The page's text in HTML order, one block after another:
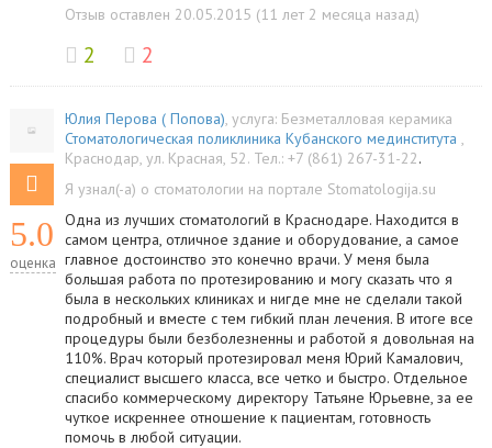
Отзыв оставлен 20.05.2015 (11 лет 2 месяца назад)
2 2
5.0
оценка
Юлия Перова ( Попова), услуга: Безметалловая керамика
Стоматологическая поликлиника Кубанского мединститута ,
Краснодар, ул. Красная, 52. Тел.: +7 (861) 267-31-22.
Я узнал(-а) о стоматологии на портале Stomatologija.su
Одна из лучших стоматологий в Краснодаре. Находится в
самом центра, отличное здание и оборудование, а самое
главное достоинство это конечно врачи. У меня была
большая работа по протезированию и могу сказать что я
была в нескольких клиниках и нигде мне не сделали такой
подробный и вместе с тем гибкий план лечения. В итоге все
процедуры были безболезненны и работой я довольная на
110%. Врач который протезировал меня Юрий Камалович,
специалист высшего класса, все четко и быстро. Отдельное
спасибо коммерческому директору Татьяне Юрьевне, за ее
чуткое искреннее отношение к пациентам, готовность
помочь в любой ситуации.